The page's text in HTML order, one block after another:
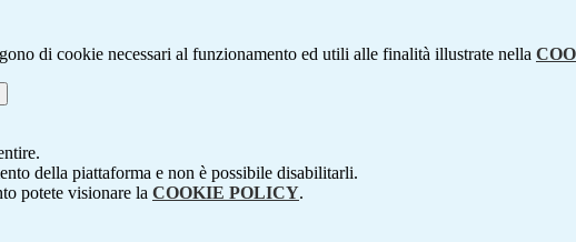
di cookie necessari al funzionamento ed utili alle finalità illustrate nella
della piattaforma e non è possibile disabilitarli.
potete visionare la COOKIE POLICY.